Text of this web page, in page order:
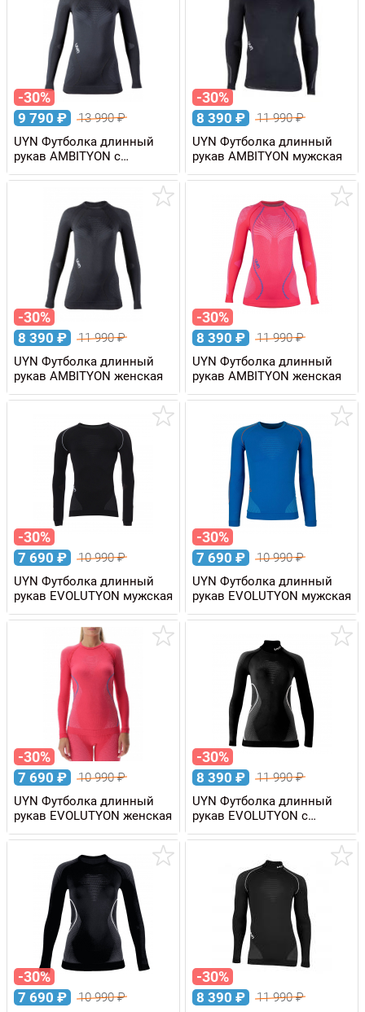
-30%
9 790 ₽ 13 990₽
UYN Футболка длинный
рукав AMBITYON с
высоким воротом,
женская
-30%
8 390 ₽ 11 990₽
UYN Футболка длинный
рукав AMBITYON мужская
-30%
8 390 ₽ 11 990₽
UYN Футболка длинный
рукав AMBITYON женская
-30%
8 390 ₽ 11 990₽
UYN Футболка длинный
рукав AMBITYON женская
-30%
7 690 ₽ 10 990₽
UYN Футболка длинный
рукав EVOLUTYON мужская
-30%
7 690 ₽ 10 990₽
UYN Футболка длинный
рукав EVOLUTYON мужская
-30%
7 690 ₽ 10 990₽
UYN Футболка длинный
рукав EVOLUTYON женская
-30%
8 390 ₽ 11 990₽
UYN Футболка длинный
рукав EVOLUTYON с
высоким воротом,
женская
-30%
7 690 ₽ 10 990₽
-30%
8 390 ₽ 11 990₽